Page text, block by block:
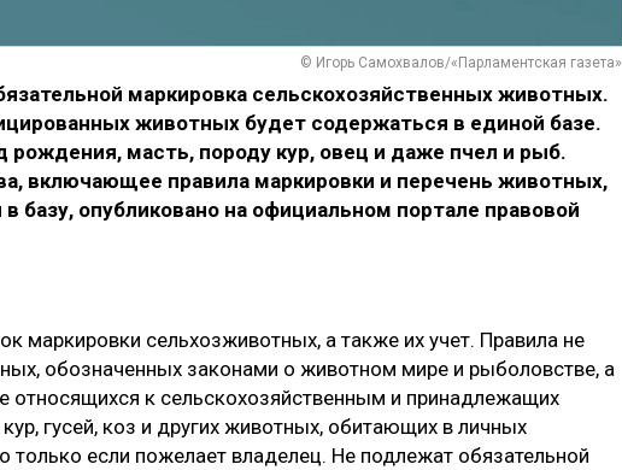
© Игорь Самохвалов/«Парламентская газета»
маркировка сельскохозяйственных животных.
животных будет содержаться в единой базе.
масть, породу кур, овец и даже пчел и рыб.
включающее правила маркировки и перечень животных,
базу, опубликовано на официальном портале правовой
маркировки сельхозживотных, а также их учет. Правила не
обозначенных законами о животном мире и рыболовстве, а
относящихся к сельскохозяйственным и принадлежащих
гусей, коз и других животных, обитающих в личных
только если пожелает владелец. Не подлежат обязательной